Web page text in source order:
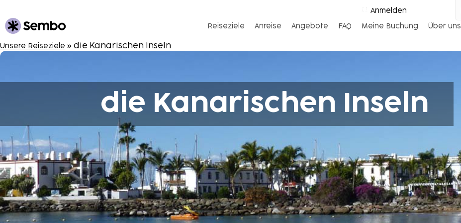
Anmelden
Reiseziele Anreise Angebote FAQ Meine Buchung Über uns
Unsere Reiseziele » die Kanarischen Inseln
die Kanarischen Inseln